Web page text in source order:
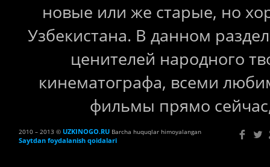
новые или же старые, но
Узбекистана. В данном
ценителей народного
кинематографа, всеми
фильмы прямо
2010 – 2013 © UZKINOGO.RU Barcha huquqlar himoyalangan
Saytdan foydalanish qoidalari